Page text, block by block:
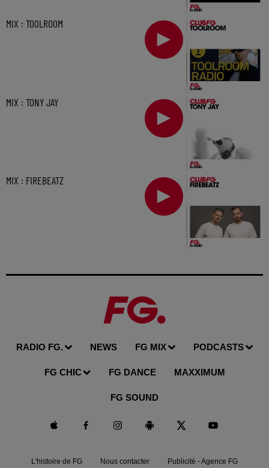
MIX : TOOLROOM
MIX : TONY JAY
MIX : FIREBEATZ
RADIO FG. NEWS FG MIX PODCASTS
FG CHIC FG DANCE MAXXIMUM
FG SOUND
L'histoire de FG Nous contacter Publicité - Agence FG